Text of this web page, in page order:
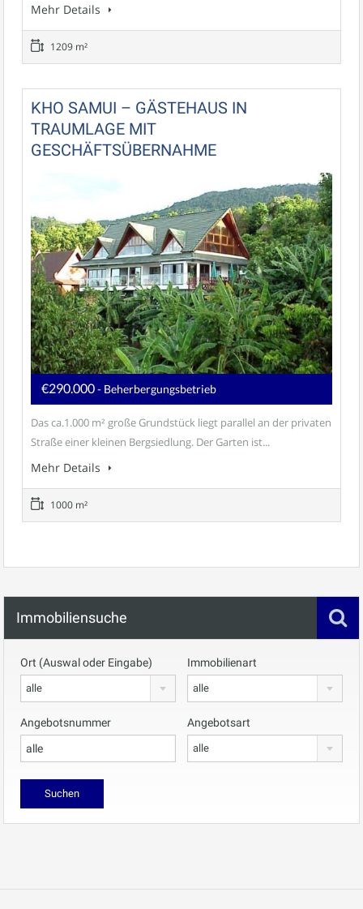
Mehr Details
1209 m²
KHO SAMUI – GÄSTEHAUS IN
TRAUMLAGE MIT
GESCHÄFTSÜBERNAHME
€290.000- Beherbergungsbetrieb
Das ca.1.000 m² große Grundstück liegt parallel an der privaten
Straße einer kleinen Bergsiedlung. Der Garten ist...
Mehr Details
1000 m²
Immobiliensuche
Ort (Auswal oder Eingabe)
alle
Immobilienart
alle
Angebotsnummer Angebotsart
alle